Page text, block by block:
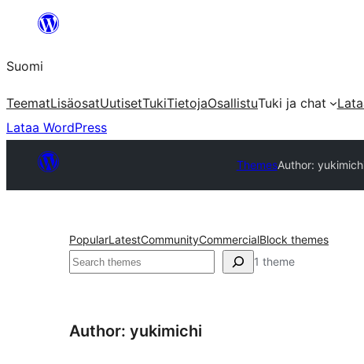
Suomi
TeematLisäosatUutisetTukiTietojaOsallistuTuki ja chat
Lataa WordPress
ThemesAuthor:
PopularLatestCommunityCommercialBlock themes
Etsi 1 theme
Author: yukimichi